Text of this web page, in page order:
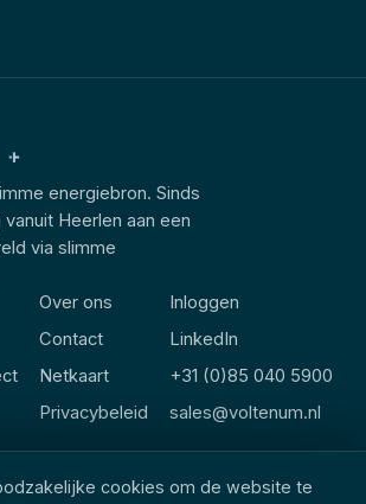
cookies om de website te
energiebron. Sinds
Heerlen aan een
via slimme
Over ons
Contact
Netkaart
Privacybeleid
Inloggen
LinkedIn
+31 (0)85 040 5900
sales@voltenum.nl